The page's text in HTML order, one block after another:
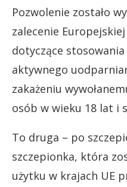
Pozwolenie zostało
zalecenie
dotyczące
aktywnego
zakażeniu
osób w wieku 18 lat i
To druga – po
szczepionka, która
użytku w krajach UE